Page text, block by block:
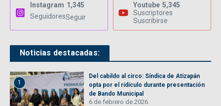
Instagram 1,345
SeguidoresSeguir
Youtube 5,345
Suscriptores
Suscribirse
Noticias destacadas:
1
Del cabildo al circo: Síndica de Atizapán
opta por el ridículo durante presentación
de Bando Municipal
6 de febrero de 2026